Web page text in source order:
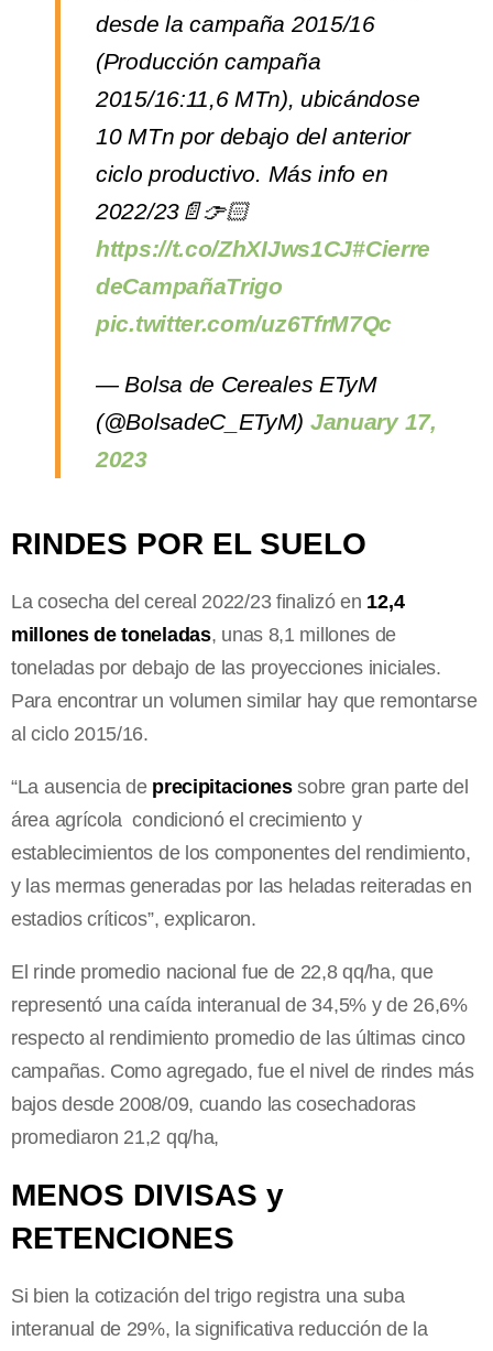
desde la campaña 2015/16
(Producción campaña
2015/16:11,6 MTn), ubicándose
10 MTn por debajo del anterior
ciclo productivo. Más info en
2022/23📄👉🏻
https://t.co/ZhXIJws1CJ#Cierre
deCampañaTrigo
pic.twitter.com/uz6TfrM7Qc
— Bolsa de Cereales ETyM
(@BolsadeC_ETyM) January 17,
2023
RINDES POR EL SUELO
La cosecha del cereal 2022/23 finalizó en 12,4
millones de toneladas, unas 8,1 millones de
toneladas por debajo de las proyecciones iniciales.
Para encontrar un volumen similar hay que remontarse
al ciclo 2015/16.
“La ausencia de precipitacionessobre gran parte del
área agrícola condicionó el crecimiento y
establecimientos de los componentes del rendimiento,
y las mermas generadas por las heladas reiteradas en
estadios críticos”, explicaron.
El rinde promedio nacional fue de 22,8 qq/ha, que
representó una caída interanual de 34,5% y de 26,6%
respecto al rendimiento promedio de las últimas cinco
campañas. Como agregado, fue el nivel de rindes más
bajos desde 2008/09, cuando las cosechadoras
promediaron 21,2 qq/ha,
MENOS DIVISAS y
RETENCIONES
Si bien la cotización del trigo registra una suba
interanual de 29%, la significativa reducción de la